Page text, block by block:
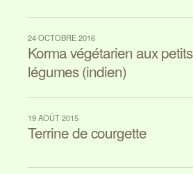
24 OCTOBRE 2016
Korma végétarien aux petits
légumes (indien)
19 AOÛT 2015
Terrine de courgette